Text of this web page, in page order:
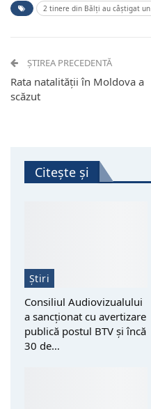
2 tinere din Bălți au câștigat
ȘTIREA PRECEDENTĂ
Rata natalității în Moldova a
scăzut
Citește și
Știri
Consiliul Audiovizualului
a sancționat cu avertizare
publică postul BTV și încă
30 de…